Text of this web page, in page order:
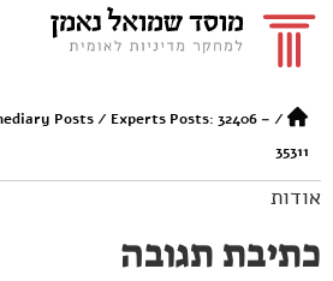
/
Posts/ Experts Posts: 32406 –
35311
אודות
כתיבת תגובה